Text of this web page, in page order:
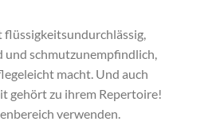
flüssigkeitsundurchlässig,
und schmutzunempfindlich,
macht. Und auch
gehört zu ihrem Repertoire!
verwenden.